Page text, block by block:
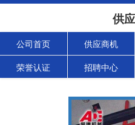
供
公司首页 供应商机
荣誉认证 招聘中心